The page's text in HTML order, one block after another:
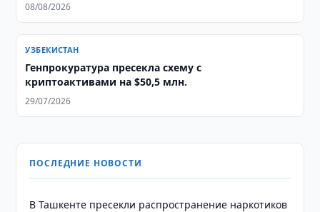
08/08/2026
УЗБЕКИСТАН
Генпрокуратура пресекла схему с
криптоактивами на $50,5 млн.
29/07/2026
ПОСЛЕДНИЕ НОВОСТИ
В Ташкенте пресекли распространение наркотиков